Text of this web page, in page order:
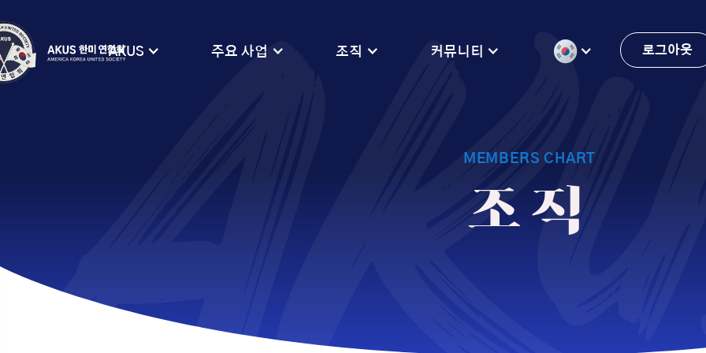
AKUS 주요 사업 조직 커뮤니티 로그아웃
MEMBERS CHART
조직